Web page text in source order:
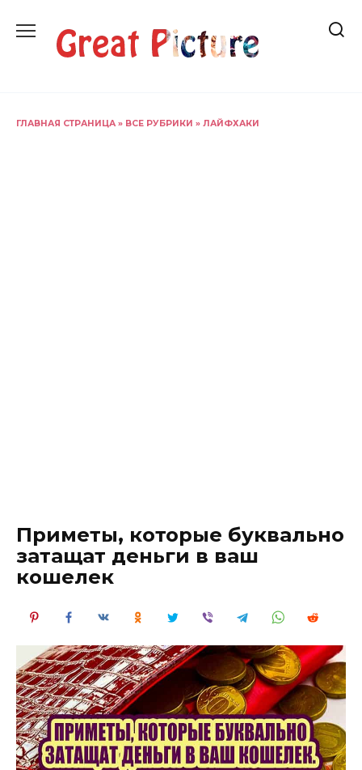
содержанию
ГЛАВНАЯ СТРАНИЦА » ВСЕ РУБРИКИ » ЛАЙФХАКИ
Приметы, которые буквально
затащат деньги в ваш
кошелек